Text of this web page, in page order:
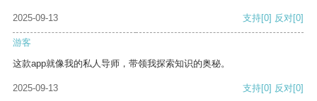
2025-09-13 支持[0] 反对[0]
游客
这款app就像我的私人导师，带领我探索知识的奥秘。
2025-09-13 支持[0] 反对[0]